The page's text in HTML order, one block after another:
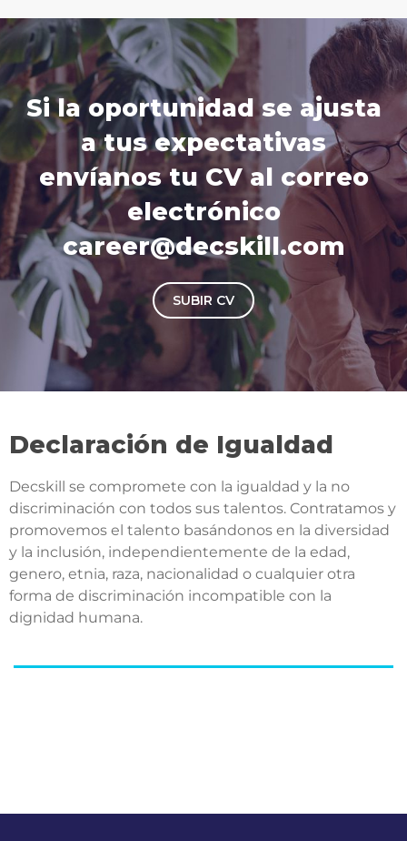
Si la oportunidad se ajusta
a tus expectativas
envíanos tu CV al correo
electrónico
career@decskill.com
SUBIR CV
Declaración de Igualdad
Decskill se compromete con la igualdad y la no
discriminación con todos sus talentos. Contratamos y
promovemos el talento basándonos en la diversidad
y la inclusión, independientemente de la edad,
genero, etnia, raza, nacionalidad o cualquier otra
forma de discriminación incompatible con la
dignidad humana.